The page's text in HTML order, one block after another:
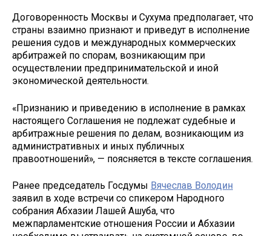
Договоренность Москвы и Сухума предполагает, что
страны взаимно признают и приведут в исполнение
решения судов и международных коммерческих
арбитражей по спорам, возникающим при
осуществлении предпринимательской и иной
экономической деятельности.
«Признанию и приведению в исполнение в рамках
настоящего Соглашения не подлежат судебные и
арбитражные решения по делам, возникающим из
административных и иных публичных
правоотношений», — поясняется в тексте соглашения.
Ранее председатель Госдумы Вячеслав Володин
заявил в ходе встречи со спикером Народного
собрания Абхазии Лашей Ашуба, что
межпарламентские отношения России и Абхазии